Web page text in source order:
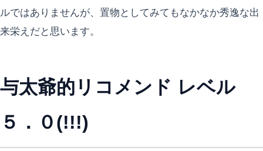
ルではありませんが、置物としてみてもなかなか秀逸な出
来栄えだと思います。
与太爺的リコメンド レベル
５．０(!!!)